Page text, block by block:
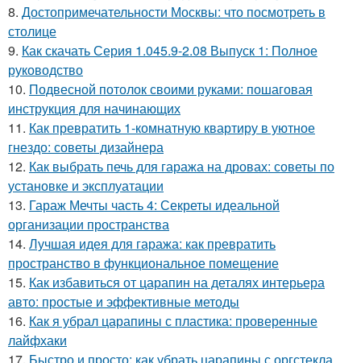
8. Достопримечательности Москвы: что посмотреть в
столице
9. Как скачать Серия 1.045.9-2.08 Выпуск 1: Полное
руководство
10. Подвесной потолок своими руками: пошаговая
инструкция для начинающих
11. Как превратить 1-комнатную квартиру в уютное
гнездо: советы дизайнера
12. Как выбрать печь для гаража на дровах: советы по
установке и эксплуатации
13. Гараж Мечты часть 4: Секреты идеальной
организации пространства
14. Лучшая идея для гаража: как превратить
пространство в функциональное помещение
15. Как избавиться от царапин на деталях интерьера
авто: простые и эффективные методы
16. Как я убрал царапины с пластика: проверенные
лайфхаки
17. Быстро и просто: как убрать царапины с оргстекла